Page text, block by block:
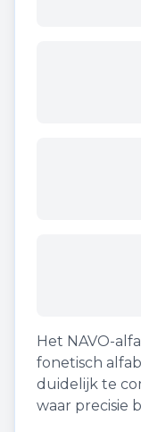
Het NAVO-
fonetisch
duidelijk te
waar precisie